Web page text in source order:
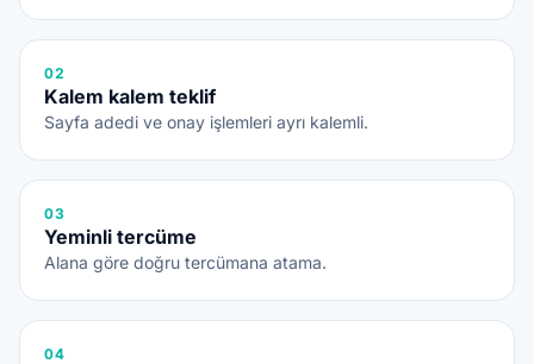
02
Kalem kalem teklif
Sayfa adedi ve onay işlemleri ayrı kalemli.
03
Yeminli tercüme
Alana göre doğru tercümana atama.
04